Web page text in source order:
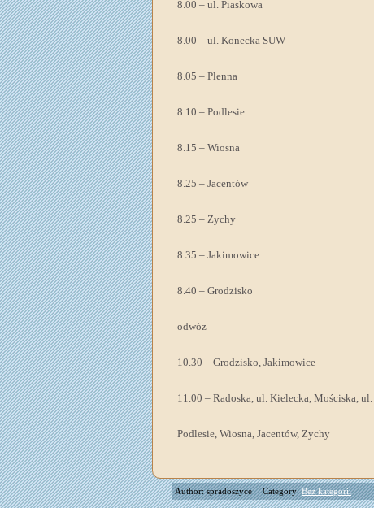
8.00 – ul. Piaskowa
8.00 – ul. Konecka SUW
8.05 – Plenna
8.10 – Podlesie
8.15 – Wiosna
8.25 – Jacentów
8.25 – Zychy
8.35 – Jakimowice
8.40 – Grodzisko
odwóz
10.30 – Grodzisko, Jakimowice
11.00 – Radoska, ul. Kielecka, Mościska,
Podlesie, Wiosna, Jacentów, Zychy
Author: spradoszyce Category:Bez kategorii